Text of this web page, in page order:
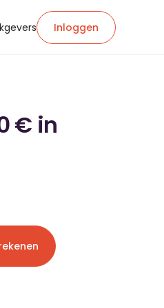
Inloggen
€ in